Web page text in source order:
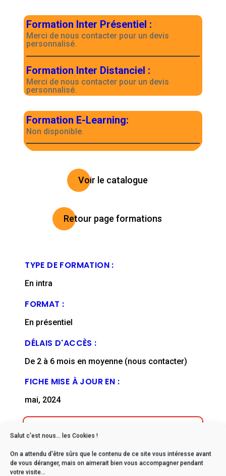
Salut c'est nous... les Cookies !
On a attendu d'être sûrs que le contenu de ce site vous intéresse avant
de vous déranger, mais on aimerait bien vous accompagner pendant
votre visite...
Formation Inter Présentiel :
Merci de nous contacter pour un devis
personnalisé.
Formation Inter Distanciel :
Merci de nous contacter pour un devis
personnalisé.
Formation E-Learning:
Non disponible.
Voir le catalogue
Retour page formations
TYPE DE FORMATION :
En intra
FORMAT :
En présentiel
DÉLAIS D'ACCÈS :
De 2 à 6 mois en moyenne (nous contacter)
FICHE MISE À JOUR EN :
mai, 2024
* Si vous êtes en situation